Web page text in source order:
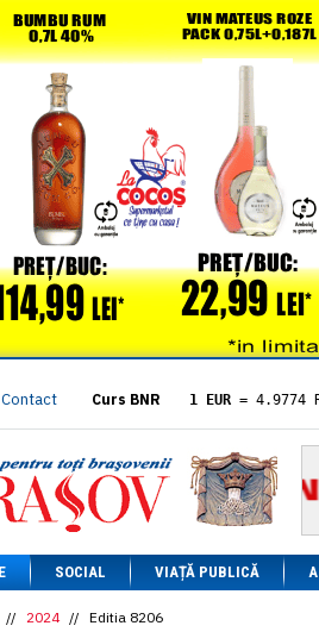
Contact Curs BNR 1 EUR = 4.9774
= 5.8304
1 XAU= 464.4611
1 AED= 1.1933
1 AUD= 2.7957
1 BGN= 2.5449
1 CAD= 3.1559
1 CHF= 5.2813
SOCIAL VIAȚĂ PUBLICĂ
// 2024 // Editia 8206